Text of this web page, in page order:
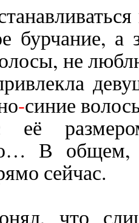
бурчание,
не
-синие
её
В общем,
сейчас.
что